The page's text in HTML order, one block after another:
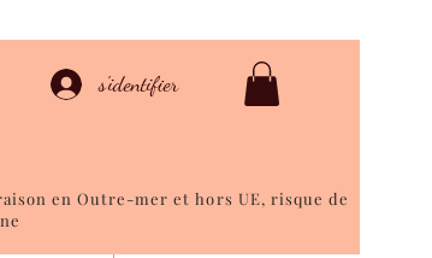
s'identifier
en Outre-mer et hors UE, risque de